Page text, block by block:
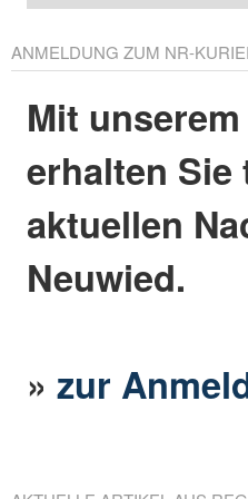
ANMELDUNG ZUM NR-
Mit
erhalten
aktuellen
Neuwied.
»zur